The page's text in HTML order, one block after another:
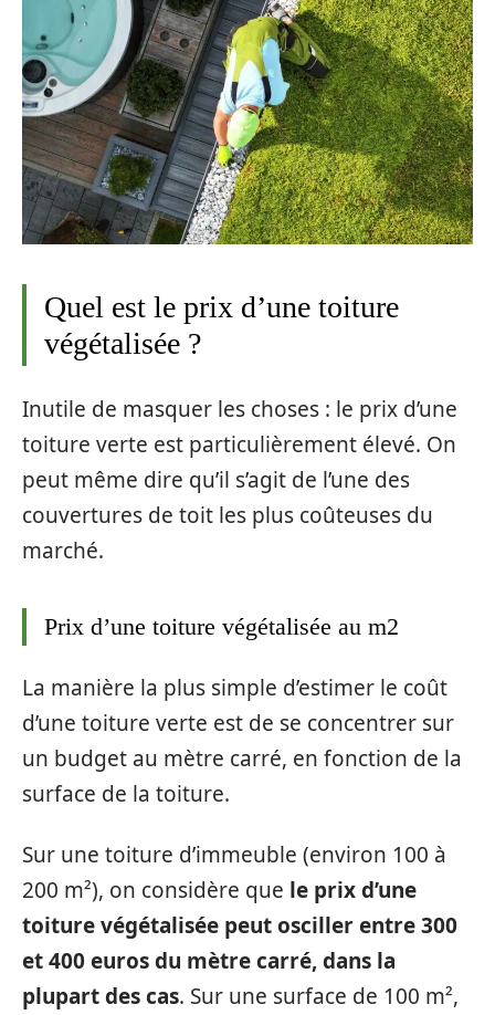
Quel est le prix d’une toiture
végétalisée ?
Inutile de masquer les choses : le prix d’une
toiture verte est particulièrement élevé. On
peut même dire qu’il s’agit de l’une des
couvertures de toit les plus coûteuses du
marché.
Prix d’une toiture végétalisée au m2
La manière la plus simple d’estimer le coût
d’une toiture verte est de se concentrer sur
un budget au mètre carré, en fonction de la
surface de la toiture.
Sur une toiture d’immeuble (environ 100 à
200 m²), on considère que le prix d’une
toiture végétalisée peut osciller entre 300
et 400 euros du mètre carré, dans la
plupart des cas. Sur une surface de 100 m²,